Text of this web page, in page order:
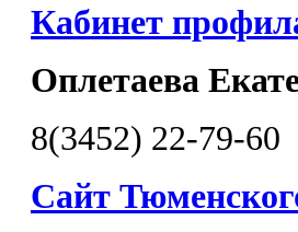
Кабинет
Оплетаева
8(3452) 22-79-60
Сайт